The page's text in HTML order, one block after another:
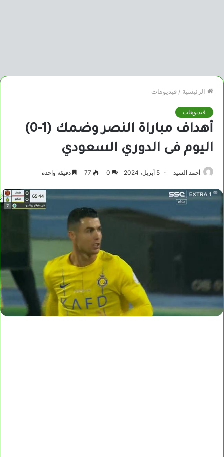
الرئيسية / فيديوهات
فيديوهات
أهداف مباراة النصر وضمك (1-0)
اليوم فى الدوري السعودي
أحمد السيد 5 أبريل، 2024 0
77 دقيقة واحدة